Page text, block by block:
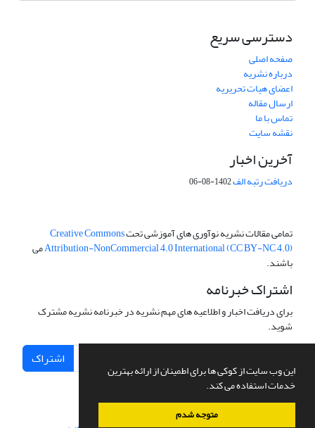
این وب سایت از کوکی ها برای اطمینان از ارائه بهترین
خدمات استفاده می کند.
متوجه شدم
دسترسی سریع
صفحه اصلی
درباره نشریه
اعضای هیات تحریریه
ارسال مقاله
تماس با ما
نقشه سایت
آخرین اخبار
دریافت رتبه الف1402-08-06
تمامی مقالات نشریه نوآوری های آموزشی تحتCreative Commons
Attribution-NonCommercial 4.0 International (CC BY-NC 4.0)می
باشند.
اشتراک خبرنامه
برای دریافت اخبار و اطلاعیه های مهم نشریه در خبرنامه نشریه مشترک
شوید.
اشتراک